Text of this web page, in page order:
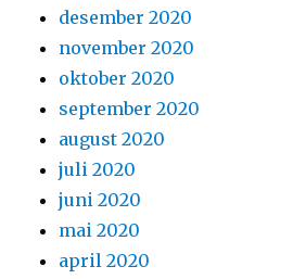
desember 2020
november 2020
oktober 2020
september 2020
august 2020
juli 2020
juni 2020
mai 2020
april 2020